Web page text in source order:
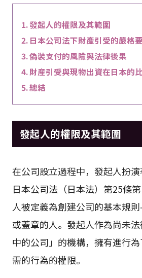
發起人的權限及其範圍
日本公司法下財產引受的嚴格
偽裝支付的風險與法律後果
財産引受與現物出資在日本的
總結
發起人的權限及其範圍
在公司設立過程中，發起人扮
日本公司法（日本法）第25條
人被定義為創建公司的基本規
或蓋章的人。發起人作為尚未
中的公司」的機構，擁有進行
需的行為的權限。